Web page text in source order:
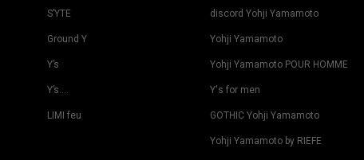
S’YTE
Ground Y
Y’s
Y’s….
LIMI feu
discord Yohji Yamamoto
Yohji Yamamoto
Yohji Yamamoto POUR HOMME
Y's for men
GOTHIC Yohji Yamamoto
Yohji Yamamoto by RIEFE